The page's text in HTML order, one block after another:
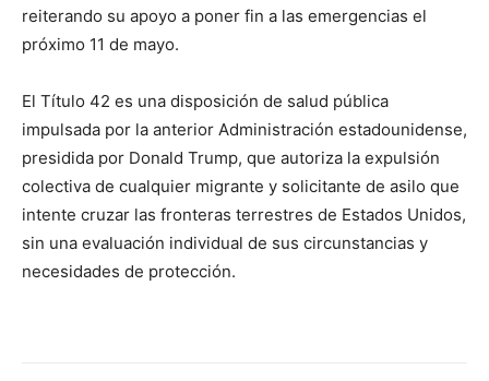
reiterando su apoyo a poner fin a las emergencias el
próximo 11 de mayo.
El Título 42 es una disposición de salud pública
impulsada por la anterior Administración estadounidense,
presidida por Donald Trump, que autoriza la expulsión
colectiva de cualquier migrante y solicitante de asilo que
intente cruzar las fronteras terrestres de Estados Unidos,
sin una evaluación individual de sus circunstancias y
necesidades de protección.